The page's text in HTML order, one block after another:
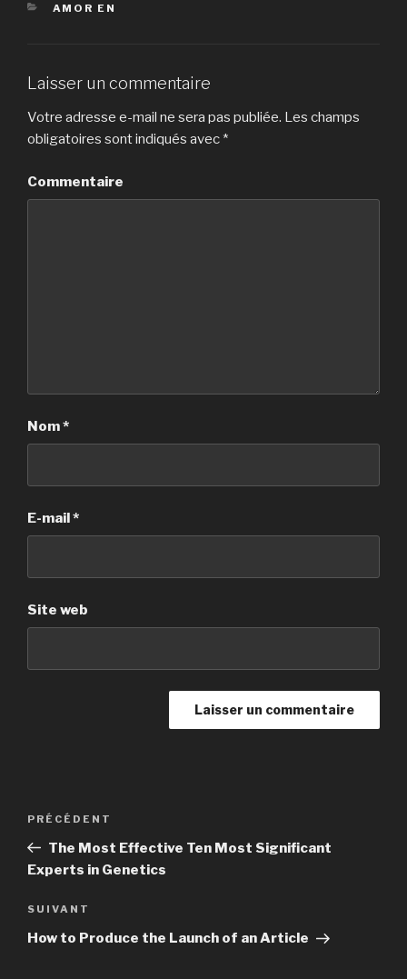
CATÉGORIES
AMOR EN
Laisser un commentaire
Votre adresse e-mail ne sera pas publiée. Les champs
obligatoires sont indiqués avec *
Commentaire
Nom*
E-mail*
Site web
Navigation
l’article
Article
précédent
PRÉCÉDENT
The Most Effective Ten Most Significant
Experts in Genetics
Article
suivant
SUIVANT
How to Produce the Launch of an Article